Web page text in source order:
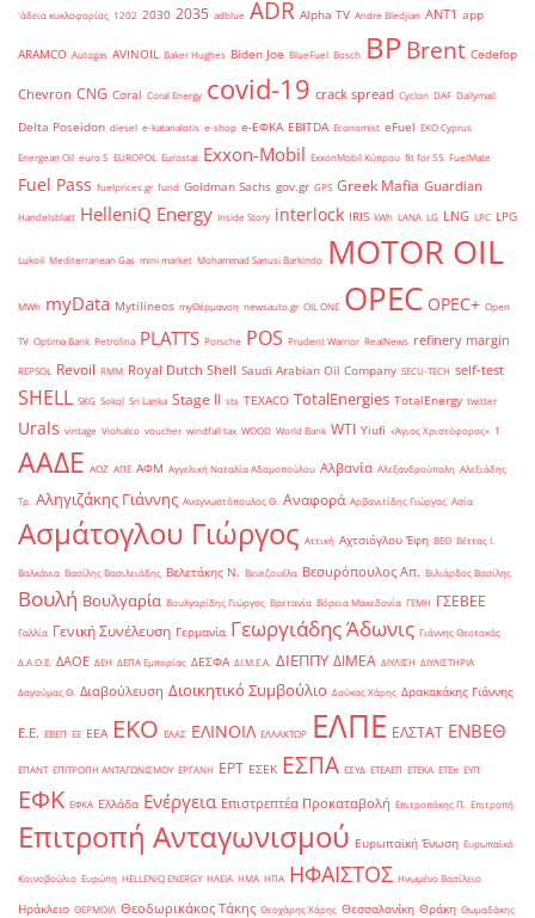
'άδεια κυκλοφορίας 1202 2030 2035 adblue ADR Alpha TV Andre Bledjian ANT1 app
ARAMCO Autogas AVINOIL Baker Hughes Biden Joe BlueFuel Bosch BPBrent Cedefop
Chevron CNG Coral Coral Energy covid-19 crack spread Cyclon DAF Dailymail
Delta Poseidon diesel e-katanalotis e-shop e-ΕΦΚΑ EBITDA Economist eFuel EKO Cyprus
Energean Oil euro 5 EUROPOL Eurostat Exxon-Mobil ExxonMobil Κύπρου fit for 55 FuelMate
Fuel Pass fuelprices.gr fund Goldman Sachs gov.gr GPS Greek Mafia Guardian
Handelsblatt HelleniQ Energy Inside Story interlock IRIS kWh LANA LG LNG LPC LPG
Lukoil Mediterranean Gas mini market Mohammad Sanusi Barkindo MOTOR OIL
MWh myData Mytilineos myΘέρμανση newsauto.gr OIL ONE OPEC OPEC+ Open
TV Optima Bank Petrolina PLATTS Porsche POS Prudent Warrior RealNews refinery margin
REPSOL Revoil RMM Royal Dutch Shell Saudi Arabian Oil Company SECU-TECH self-test
SHELL SKG Sokol Sri Lanka Stage II sts TEXACO TotalEnergies TotalEnergy twitter
Urals vintage Viohalco voucher windfall tax WOOD World Bank WTI Yiufi «Άγιος Χριστόφορος» ΄1
ΑΑΔΕ ΑΟΖ ΑΠΕ ΑΦΜ Αγγελική Ναταλία Αδαμοπούλου Αλβανία Αλεξανδρούπολη Αλεξιάδης
Τρ. Αληγιζάκης Γιάννης Αναγνωστόπουλος Θ. Αναφορά Αρβανιτίδης Γιώργος Ασία
Ασμάτογλου Γιώργος Αττική Αχτσιόγλου Έφη ΒΕΘ Βέττας Ι.
Βαλκάνια Βασίλης Βασιλειάδης Βελετάκης Ν. Βενεζουέλα Βεσυρόπουλος Απ. Βιλιάρδος Βασίλης
Βουλή Βουλγαρία Βουλγαρίδης Γιώργος Βρετανία Βόρεια Μακεδονία ΓΕΜΗ ΓΣΕΒΕΕ
Γαλλία Γενική Συνέλευση Γερμανία Γεωργιάδης Άδωνις Γιάννης Θεοτοκάς
Δ.Α.Ο.Ε. ΔΑΟΕ ΔΕΗ ΔΕΠΑ Εμπορίας ΔΕΣΦΑ ΔΙ.Μ.Ε.Α. ΔΙΕΠΠΥ ΔΙΜΕΑ ΔΙΥΛΙΣΗ ΔΙΥΛΙΣΤΗΡΙΑ
Δαγούμας Θ. Διαβούλευση Διοικητικό Συμβούλιο Δούκας Χάρης Δρακακάκης Γιάννης
Ε.Ε. ΕΒΕΠ ΕΕ ΕΕΑ ΕΚΟ ΕΛΑΣ ΕΛΙΝΟΙΛ ΕΛΛΑΚΤΩΡ ΕΛΠΕ ΕΛΣΤΑΤ ΕΝΒΕΘ
ΕΠΑΝΤ ΕΠΙΤΡΟΠΗ ΑΝΤΑΓΩΝΙΣΜΟΥ ΕΡΓΑΝΗ ΕΡΤ ΕΣΕΚ ΕΣΠΑ ΕΣΥΔ ΕΤΕΑΕΠ ΕΤΕΚΑ ΕΤΕπ ΕΥΠ
ΕΦΚ ΕΦΚΑ Ελλάδα Ενέργεια Επιστρεπτέα Προκαταβολή Επιτροπάκης Π. Επιτροπή
Επιτροπή Ανταγωνισμού Ευρωπαϊκή Ένωση Ευρωπαϊκό
Κοινοβούλιο Ευρώπη ΗELLENiQ ENERGY ΗΛΕΙΑ ΗΜΑ ΗΠΑ ΗΦΑΙΣΤΟΣ Ηνωμένο Βασίλειο
Ηράκλειο ΘΕΡΜΟΙΛ Θεοδωρικάκος Τάκης Θεοχάρης Χάρης Θεσσαλονίκη Θράκη Θωμαδάκης